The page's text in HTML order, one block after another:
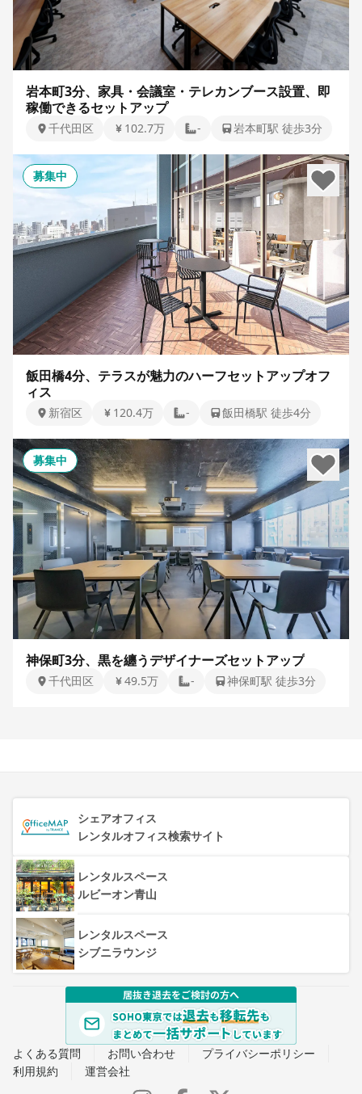
岩本町3分、家具・会議室・テレカンブース設置、即
稼働できるセットアップ
千代田区 102.7万 - 岩本町駅 徒歩3分
募集中
飯田橋4分、テラスが魅力のハーフセットアップオフ
ィス
新宿区 120.4万 - 飯田橋駅 徒歩4分
募集中
神保町3分、黒を纏うデザイナーズセットアップ
千代田区 49.5万 - 神保町駅 徒歩3分
シェアオフィス
レンタルオフィス検索サイト
レンタルスペース
ルビーオン青山
レンタルスペース
シブニラウンジ
よくある質問 お問い合わせ
プライバシーポリシー
利用規約
運営会社